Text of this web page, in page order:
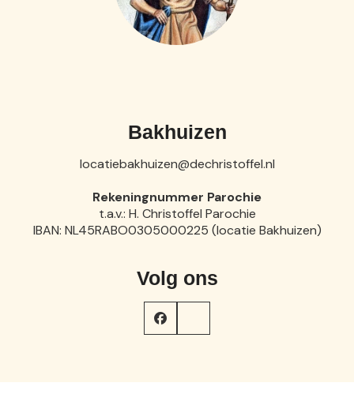
Bakhuizen
locatiebakhuizen@dechristoffel.nl
Rekeningnummer Parochie
t.a.v.: H. Christoffel Parochie
IBAN: NL45RABO0305000225 (locatie Bakhuizen)
Volg ons